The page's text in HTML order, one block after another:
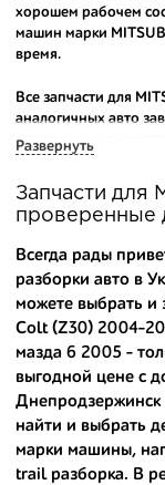
хорошем рабочем
машин марки
время.
Все запчасти для
аналогичных авто
исправны и
производителя.
Вашему вниманию
автозапчастей для
популярных марок.
высококачественные
аналогов.
Многие наши
разборку как
требуется
автомобилей, то
подберут вам товар
правильным выбором
Развернуть
Запчасти для
проверенные
Всегда рады
разборки авто в
можете выбрать и
Colt (Z30) 2004-
мазда 6 2005 -
выгодной цене с
Днепродзержинск
найти и выбрать
марки машины,
trail разборка. В